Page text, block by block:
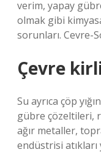
verim, yapay
olmak gibi
sorunları. Cevre-
Çevre
Su ayrıca çöp
gübre çözeltileri,
ağır metaller,
endüstrisi atıkları